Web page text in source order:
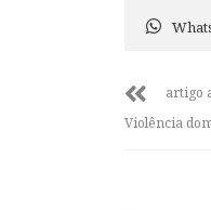
artigo
Violência